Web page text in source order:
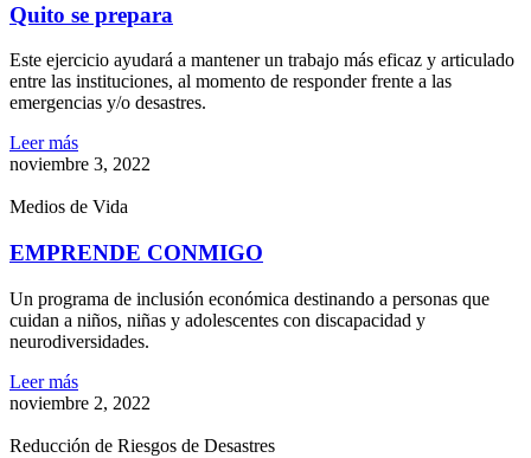
Quito se prepara
Este ejercicio ayudará a mantener un trabajo más eficaz y articulado
entre las instituciones, al momento de responder frente a las
emergencias y/o desastres.
Leer más
noviembre 3, 2022
Medios de Vida
EMPRENDE CONMIGO
Un programa de inclusión económica destinando a personas que
cuidan a niños, niñas y adolescentes con discapacidad y
neurodiversidades.
Leer más
noviembre 2, 2022
Reducción de Riesgos de Desastres